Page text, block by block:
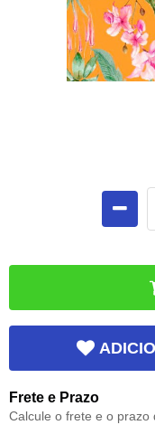
Frete e Prazo
Calcule o frete e o